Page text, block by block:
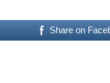
Share on